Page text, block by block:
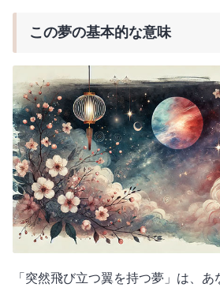
この夢の基本的な意味
「突然飛び立つ翼を持つ夢」は、